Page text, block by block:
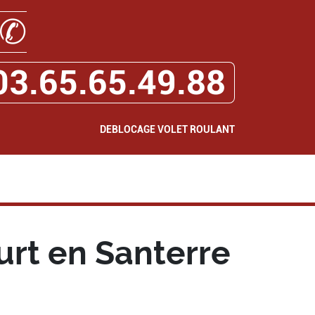
DEBLOCAGE VOLET ROULANT
en Santerre